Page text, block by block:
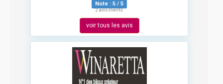
Note : 5 / 5
2 avis clients
voir tous les avis